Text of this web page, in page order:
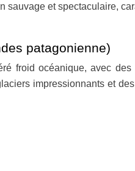
sauvage et spectaculaire,
patagonienne)
froid océanique, avec
impressionnants et